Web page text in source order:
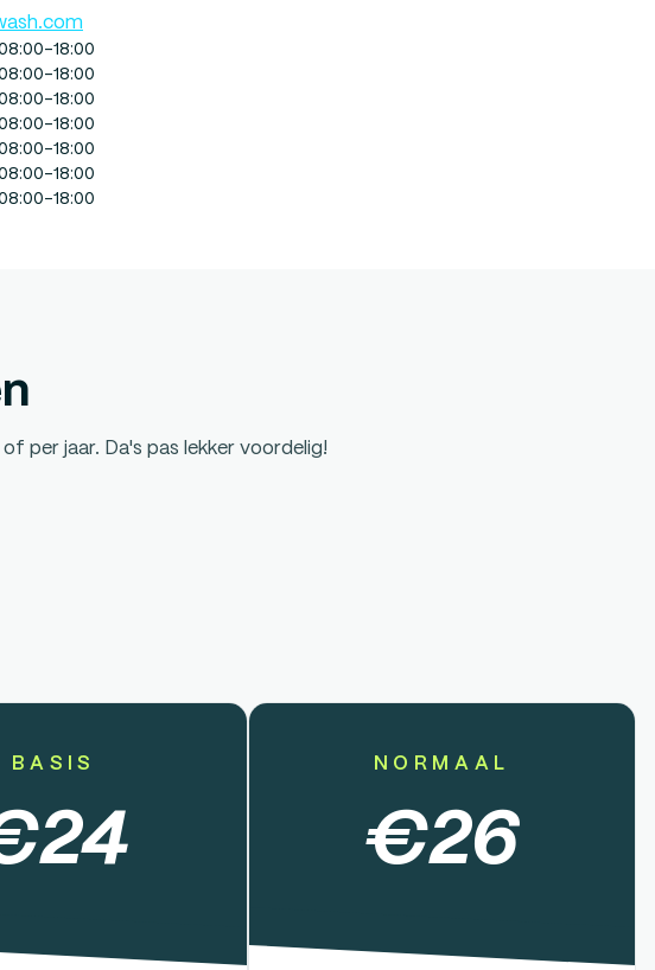
18:00
18:00
18:00
18:00
18:00
18:00
18:00
per jaar. Da's pas lekker voordelig!
BASIS
24
NORMAAL
€26